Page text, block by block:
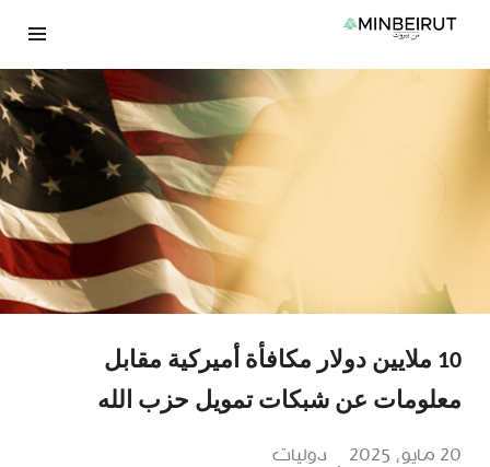
انتقل
10 ملايين دولار مكافأة أميركية مقابل
معلومات عن شبكات تمويل حزب الله
20 مايو، 2025 دوليات